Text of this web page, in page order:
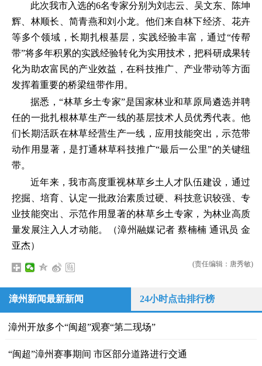
此次我市入选的6名专家分别为刘志云、吴文东、陈坤
辉、林顺长、简青燕和刘小龙。他们来自林下经济、花卉
等多个领域，长期扎根基层，实践经验丰富，通过“传帮
带”将多年积累的实践经验转化为实用技术，把科研成果转
化为助农富民的产业效益，在科技推广、产业带动等方面
发挥着重要的桥梁纽带作用。
据悉，“林草乡土专家”是国家林业和草原局遴选并聘
任的一批扎根林草生产一线的基层技术人员优秀代表。他
们长期活跃在林草经营生产一线，应用技能突出，示范带
动作用显著，是打通林草科技推广“最后一公里”的关键纽
带。
近年来，我市高度重视林草乡土人才队伍建设，通过
挖掘、培育、认定一批政治素质过硬、科技意识较强、专
业技能突出、示范作用显著的林草乡土专家，为林业高质
量发展注入人才动能。（漳州融媒记者 蔡楠楠 通讯员 金
亚杰）
(责任编辑：唐秀敏)
漳州新闻最新新闻 24小时点击排行榜
漳州开放多个“闽超”观赛“第二现场”
“闽超”漳州赛事期间 市区部分道路进行交通